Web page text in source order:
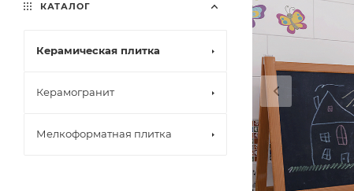
КАТАЛОГ
Керамическая плитка
Керамогранит
Мелкоформатная плитка